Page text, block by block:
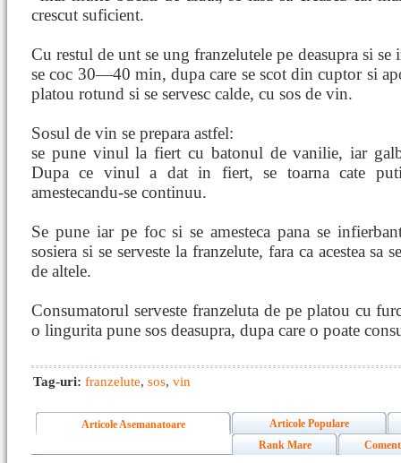
crescut suficient.
Cu restul de unt se ung franzelutele pe deasupra si
se coc 30—40 min, dupa care se scot din cuptor si
platou rotund si se servesc calde, cu sos de vin.
Sosul de vin se prepara astfel:
se pune vinul la fiert cu batonul de vanilie, iar
Dupa ce vinul a dat in fiert, se toarna cate
amestecandu-se continuu.
Se pune iar pe foc si se amesteca pana se
sosiera si se serveste la franzelute, fara ca acestea sa
de altele.
Consumatorul serveste franzeluta de pe platou cu
o lingurita pune sos deasupra, dupa care o poate
Tag-uri: franzelute, sos, vin
Articole Asemanatoare
Articole Populare
Rank Mare